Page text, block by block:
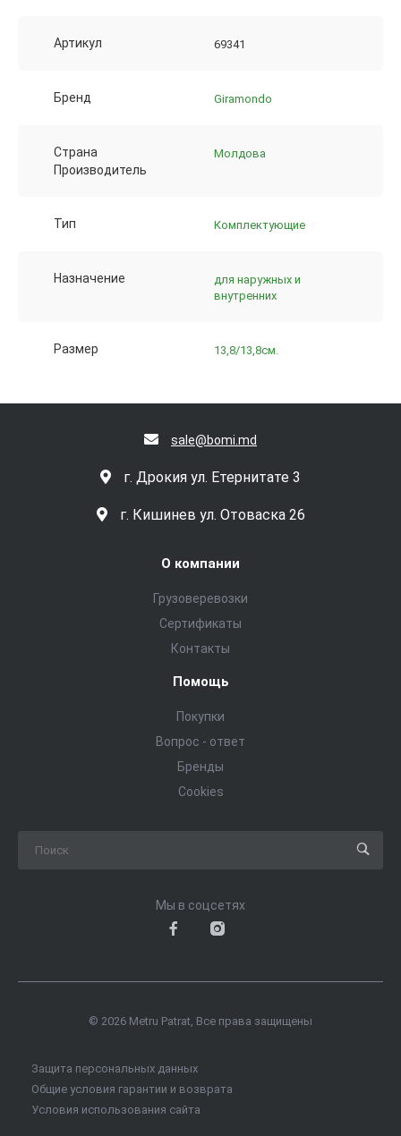
Артикул 69341
Бренд Giramondo
Страна
Производитель
Молдова
Тип Комплектующие
Назначение
для наружных и
внутренних
Размер 13,8/13,8см.
sale@bomi.md
г. Дрокия ул. Етернитате 3
г. Кишинев ул. Отоваска 26
О компании
Грузоверевозки
Сертификаты
Контакты
Помощь
Покупки
Вопрос - ответ
Бренды
Cookies
Мы в соцсетях
© 2026 Metru Patrat, Все права защищены
Защита персональных данных
Общие условия гарантии и возврата
Условия использования сайта